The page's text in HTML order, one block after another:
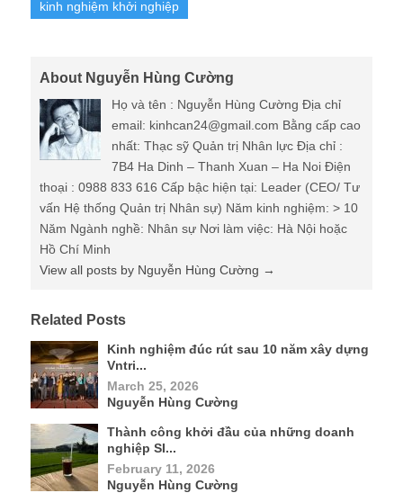
kinh nghiệm khởi nghiệp
About Nguyễn Hùng Cường
Họ và tên : Nguyễn Hùng Cường Địa chỉ
email: kinhcan24@gmail.com Bằng cấp cao
nhất: Thạc sỹ Quản trị Nhân lực Địa chỉ :
7B4 Ha Dinh – Thanh Xuan – Ha Noi Điện
thoại : 0988 833 616 Cấp bậc hiện tại: Leader (CEO/ Tư
vấn Hệ thống Quản trị Nhân sự) Năm kinh nghiệm: > 10
Năm Ngành nghề: Nhân sự Nơi làm việc: Hà Nội hoặc
Hồ Chí Minh
View all posts by Nguyễn Hùng Cường →
Related Posts
Kinh nghiệm đúc rút sau 10 năm xây dựng
Vntri...
March 25, 2026
Nguyễn Hùng Cường
Thành công khởi đầu của những doanh
nghiệp SI...
February 11, 2026
Nguyễn Hùng Cường